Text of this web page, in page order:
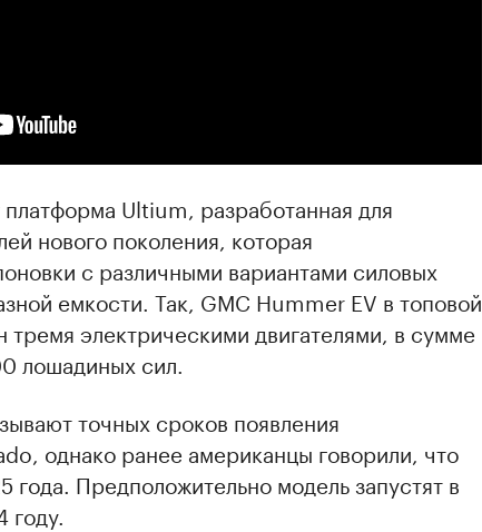
Ultium, разработанная для
нового поколения, которая
с различными вариантами силовых
емкости. Так, GMC Hummer EV в топовой
электрическими двигателями, в сумме
лошадиных сил.
точных сроков появления
однако ранее американцы говорили, что
года. Предположительно модель запустят в